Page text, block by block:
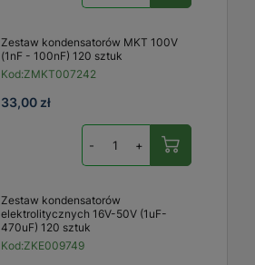
Zestaw kondensatorów MKT 100V
(1nF - 100nF) 120 sztuk
Kod:ZMKT007242
33,00 zł
- +
Zestaw kondensatorów
elektrolitycznych 16V-50V (1uF-
470uF) 120 sztuk
Kod:ZKE009749